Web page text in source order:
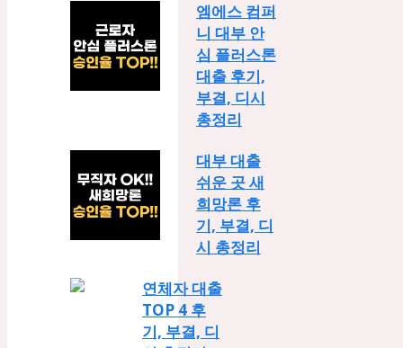
엠에스 컴퍼
니 대부 안
심 플러스론
대출 후기,
부결, 디시
총정리
대부 대출
쉬운 곳 새
희망론 후
기, 부결, 디
시 총정리
연체자 대출
TOP 4 후
기, 부결, 디